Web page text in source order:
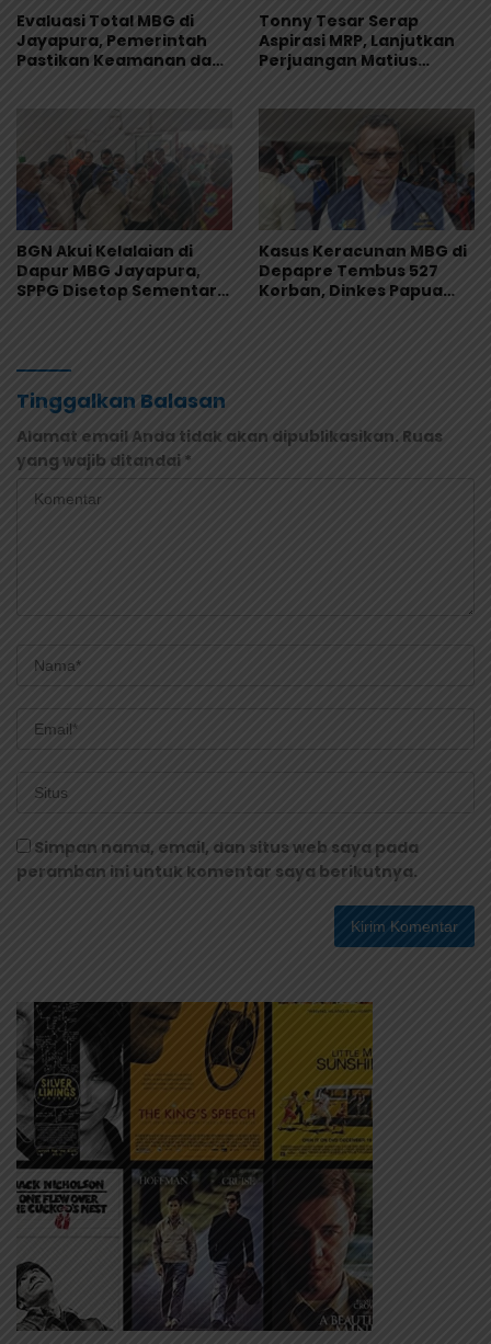
Evaluasi Total MBG di
Jayapura, Pemerintah
Pastikan Keamanan dan
Tonny Tesar Serap
Aspirasi MRP, Lanjutkan
Perjuangan Matius
Masyarakat Adat
BGN Akui Kelalaian di
Dapur MBG Jayapura,
SPPG Disetop Sementara
Kasus Keracunan MBG di
Depapre Tembus 527
Korban, Dinkes Papua
Tinggalkan Balasan
Alamat email Anda tidak akan dipublikasikan. Ruas
yang wajib ditandai *
Simpan nama, email, dan situs web saya pada
peramban ini untuk komentar saya berikutnya.